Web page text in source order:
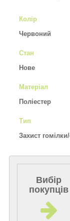
Колір
Червоний
Стан
Нове
Матеріал
Поліестер
Тип
Захист
Вибір
покупців